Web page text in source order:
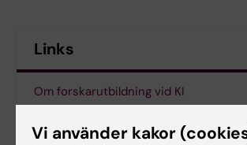
Links
Om forskarutbildning vid KI
Kalenderhändelse
Vi använder kakor